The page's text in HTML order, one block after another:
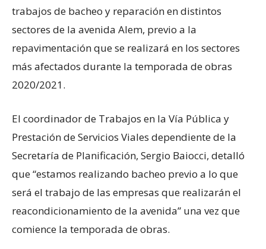
trabajos de bacheo y reparación en distintos
sectores de la avenida Alem, previo a la
repavimentación que se realizará en los sectores
más afectados durante la temporada de obras
2020/2021.
El coordinador de Trabajos en la Vía Pública y
Prestación de Servicios Viales dependiente de la
Secretaría de Planificación, Sergio Baiocci, detalló
que “estamos realizando bacheo previo a lo que
será el trabajo de las empresas que realizarán el
reacondicionamiento de la avenida” una vez que
comience la temporada de obras.